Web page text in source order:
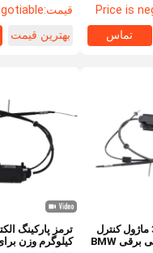
محصولات فیلم های
Price is
تماس
قیمت:
بهترین قیمت
34436850289 ماژول کنترل
محرک ترمز دستی برقی BMW
کیلوگرم وزن